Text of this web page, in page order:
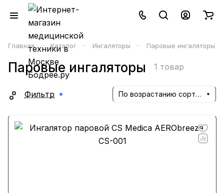
Главная – Каталог – Ингаляторы – Паровые ингаляторы
Паровые ингаляторы 1 товар
Фильтр По возрастанию сортировки